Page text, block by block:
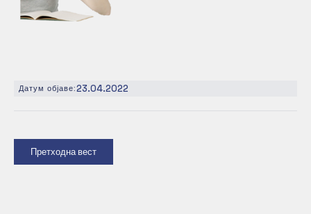
Датум објаве:23.04.2022
Претходна вест